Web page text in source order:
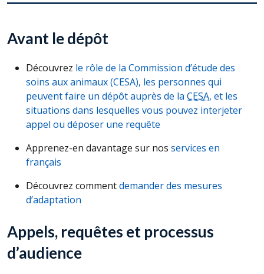
Avant le dépôt
Découvrez le rôle de la Commission d’étude des
soins aux animaux (CESA), les personnes qui
peuvent faire un dépôt auprès de la CESA, et les
situations dans lesquelles vous pouvez interjeter
appel ou déposer une requête
Apprenez-en davantage sur nos services en
français
Découvrez commentdemander des mesures
d’adaptation
Appels, requêtes et processus
d’audience